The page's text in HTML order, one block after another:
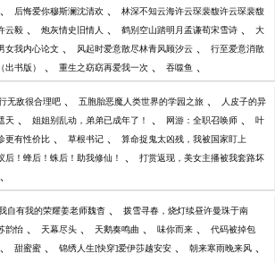
、 后悔爱你穆斯澜沈清欢 、 林深不知云海许云琛裴馥许云琛裴馥
云毅 、 炮灰情史旧情人 、 鹤别空山踏明月孟谦荀宋雪诗 、 大
女我内心论文 、 风起时爱意散尽林青风顾汐云 、 行至爱意消散
出书版） 、 重生之窈窈再爱我一次 、 吞噬鱼 、
无敌很合理吧 、 五胞胎恶魔人类世界的学园之旅 、 人皮子的异
天 、 姐姐别乱动，弟弟已成年了！ 、 网游：全职召唤师 、 叶
更有性价比 、 草根书记 、 算命捉鬼太凶残，我被国家盯上
后！蜂后！蛛后！助我修仙！ 、 打赏返现，美女主播被我套路坏
、
自有我的荣耀姜老师魏杳 、 拨雪寻春，烧灯续昼许曼珠于南
韵怡 、 天幕尽头 、 天鹅奏鸣曲 、 味你而来 、 代码被掉包
、 甜蜜蜜 、 锦绣人生[快穿]爱伊莎越安安 、 朝来寒雨晚来风 、